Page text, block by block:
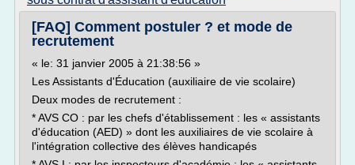
[FAQ] Comment postuler ? et mode de
recrutement
« le: 31 janvier 2005 à 21:38:56 »
Les Assistants d'Éducation (auxiliaire de vie scolaire)
Deux modes de recrutement :
* AVS CO : par les chefs d'établissement : les « assistants
d'éducation (AED) » dont les auxiliaires de vie scolaire à
l'intégration collective des élèves handicapés